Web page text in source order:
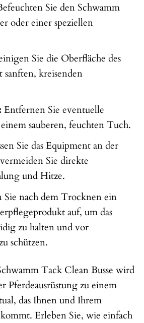
Sie den Schwamm
oder einer speziellen
Sie die Oberfläche des
kreisenden
Entfernen Sie eventuelle
sauberen, feuchten Tuch.
Sie das Equipment an der
Sie direkte
und Hitze.
Sie nach dem Trocknen ein
auf, um das
zu halten und vor
schützen.
Tack Clean Busse wird
Pferdeausrüstung zu einem
das Ihnen und Ihrem
Erleben Sie, wie einfach